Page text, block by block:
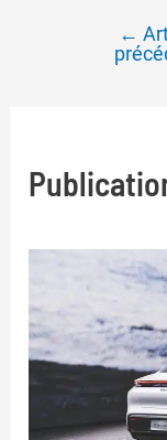
Navigation
←